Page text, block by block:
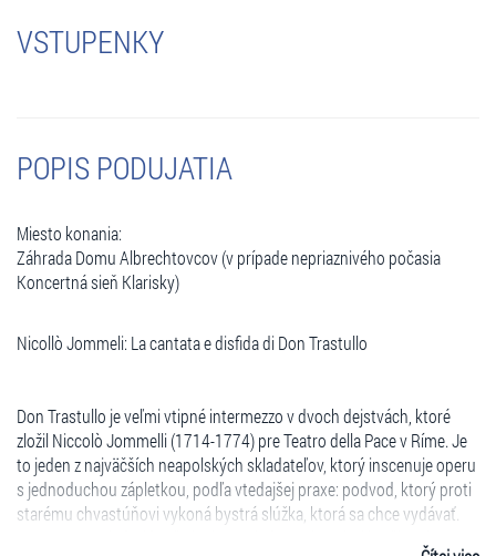
VSTUPENKY
POPIS PODUJATIA
Miesto konania:
Záhrada Domu Albrechtovcov (v prípade nepriaznivého počasia
Koncertná sieň Klarisky)
Nicollò Jommeli: La cantata e disfida di Don Trastullo
Don Trastullo je veľmi vtipné intermezzo v dvoch dejstvách, ktoré
zložil Niccolò Jommelli (1714-1774) pre Teatro della Pace v Ríme. Je
to jeden z najväčších neapolských skladateľov, ktorý inscenuje operu
s jednoduchou zápletkou, podľa vtedajšej praxe: podvod, ktorý proti
starému chvastúňovi vykoná bystrá slúžka, ktorá sa chce vydávať.